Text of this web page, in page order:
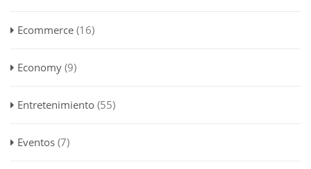
Ecommerce (16)
Economy (9)
Entretenimiento (55)
Eventos (7)